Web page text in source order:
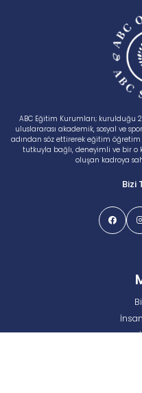
ABC Eğitim Kurumları; kurulduğu
uluslararası akademik, sosyal ve
adından söz ettirerek eğitim
tutkuyla bağlı, deneyimli ve bir
oluşan kadroya
Bizi